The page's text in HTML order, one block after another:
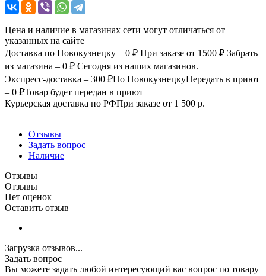
Цена и наличие в магазинах сети могут отличаться от
указанных на сайте
Доставка по Новокузнецку – 0 ₽ При заказе от 1500 ₽ Забрать
из магазина – 0 ₽ Сегодня из наших магазинов.
Экспресс-доставка – 300 ₽По НовокузнецкуПередать в приют
– 0 ₽Товар будет передан в приют
Курьерская доставка по РФПри заказе от 1 500 р.
Отзывы
Задать вопрос
Наличие
Отзывы
Отзывы
Нет оценок
Оставить отзыв
Загрузка отзывов...
Задать вопрос
Вы можете задать любой интересующий вас вопрос по товару